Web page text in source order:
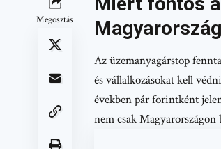
Megosztás
Az üzemanyagárstop
és vállalkozásokat kell
években pár forintként
nem csak Magyarországon